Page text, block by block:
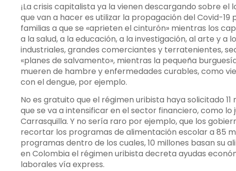
¡La crisis capitalista ya la vienen descargando sobre
que van a hacer es utilizar la propagación del Covid-
familias a que se «aprieten el cinturón» mientras los
a la salud, a la educación, a la investigación, al arte y a
industriales, grandes comerciantes y terratenientes,
«planes de salvamento», mientras la pequeña
mueren de hambre y enfermedades curables, como
con el dengue, por ejemplo.
No es gratuito que el régimen uribista haya solicitado
que se va a intensificar en el sector financiero, como
Carrasquilla. Y no sería raro por ejemplo, que los
recortar los programas de alimentación escolar a 85
programas dentro de los cuales, 10 millones basan su
en Colombia el régimen uribista decreta ayudas
laborales vía express.